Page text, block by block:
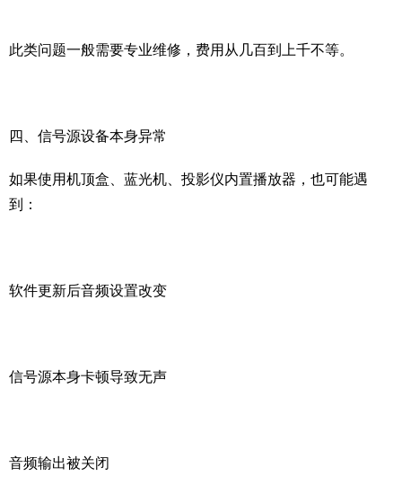
此类问题一般需要专业维修，费用从几百到上千不等。
四、信号源设备本身异常
如果使用机顶盒、蓝光机、投影仪内置播放器，也可能遇
到：
软件更新后音频设置改变
信号源本身卡顿导致无声
音频输出被关闭